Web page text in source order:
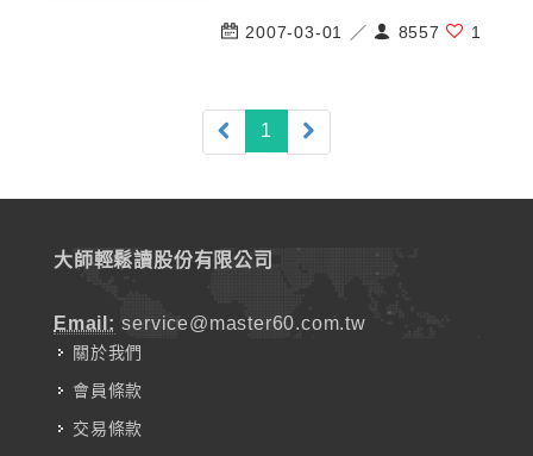
2007-03-01 ／ 8557 1
1 (current)
大師輕鬆讀股份有限公司
Email: service@master60.com.tw
關於我們
會員條款
交易條款